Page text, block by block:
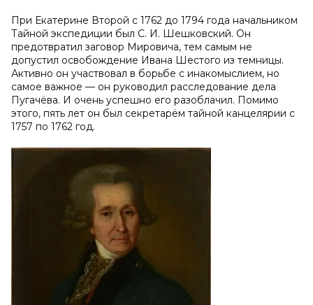
При Екатерине Второй с 1762 до 1794 года начальником
Тайной экспедиции был С. И. Шешковский. Он
предотвратил заговор Мировича, тем самым не
допустил освобождение Ивана Шестого из темницы.
Активно он участвовал в борьбе с инакомыслием, но
самое важное — он руководил расследование дела
Пугачёва. И очень успешно его разоблачил. Помимо
этого, пять лет он был секретарём тайной канцелярии с
1757 по 1762 год.